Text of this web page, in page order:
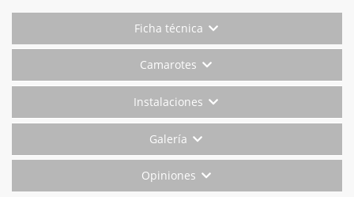
Ficha técnica
Camarotes
Instalaciones
Galería
Opiniones